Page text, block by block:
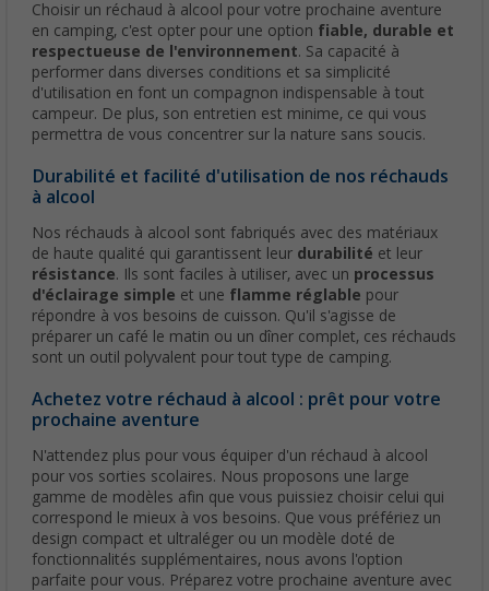
Choisir un réchaud à alcool pour votre prochaine aventure
en camping, c'est opter pour une option fiable, durable et
respectueuse de l'environnement. Sa capacité à
performer dans diverses conditions et sa simplicité
d'utilisation en font un compagnon indispensable à tout
campeur. De plus, son entretien est minime, ce qui vous
permettra de vous concentrer sur la nature sans soucis.
Durabilité et facilité d'utilisation de nos réchauds
à alcool
Nos réchauds à alcool sont fabriqués avec des matériaux
de haute qualité qui garantissent leur durabilité et leur
résistance. Ils sont faciles à utiliser, avec un processus
d'éclairage simple et une flamme réglable pour
répondre à vos besoins de cuisson. Qu'il s'agisse de
préparer un café le matin ou un dîner complet, ces réchauds
sont un outil polyvalent pour tout type de camping.
Achetez votre réchaud à alcool : prêt pour votre
prochaine aventure
N'attendez plus pour vous équiper d'un réchaud à alcool
pour vos sorties scolaires. Nous proposons une large
gamme de modèles afin que vous puissiez choisir celui qui
correspond le mieux à vos besoins. Que vous préfériez un
design compact et ultraléger ou un modèle doté de
fonctionnalités supplémentaires, nous avons l'option
parfaite pour vous. Préparez votre prochaine aventure avec